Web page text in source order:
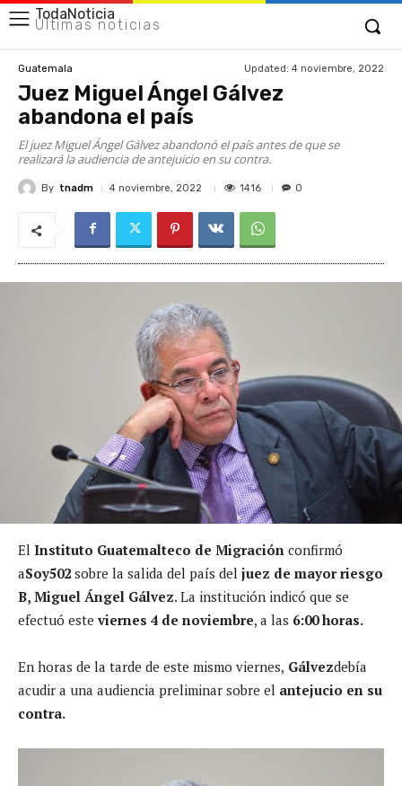
TodaNoticia
Últimas noticias
Guatemala Updated: 4 noviembre, 2022
Juez Miguel Ángel Gálvez
abandona el país
El juez Miguel Ángel Gálvez abandonó el país antes de que se
realizará la audiencia de antejuicio en su contra.
By tnadm 4 noviembre, 2022 1416 0
El Instituto Guatemalteco de Migración confirmó
aSoy502 sobre la salida del país del juez de mayor riesgo
B, Miguel Ángel Gálvez. La institución indicó que se
efectuó este viernes 4 de noviembre, a las 6:00 horas.
En horas de la tarde de este mismo viernes, Gálvezdebía
acudir a una audiencia preliminar sobre el antejucio en su
contra.